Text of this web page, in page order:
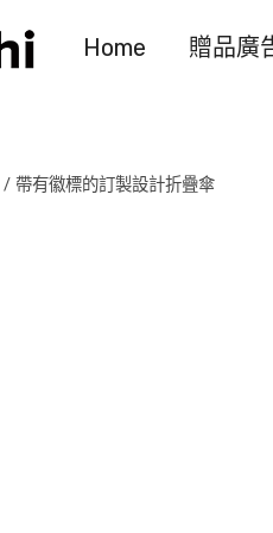
Home 贈品廣
/ 帶有徽標的訂製設計折疊傘